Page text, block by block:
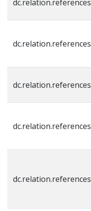
dc.relation.references
dc.relation.references
dc.relation.references
dc.relation.references
dc.relation.references